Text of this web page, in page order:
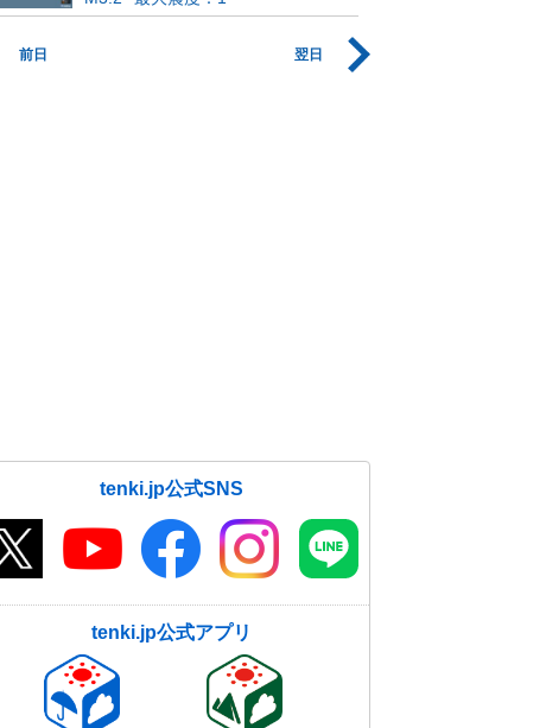
前日 翌日
tenki.jp公式SNS
tenki.jp公式アプリ